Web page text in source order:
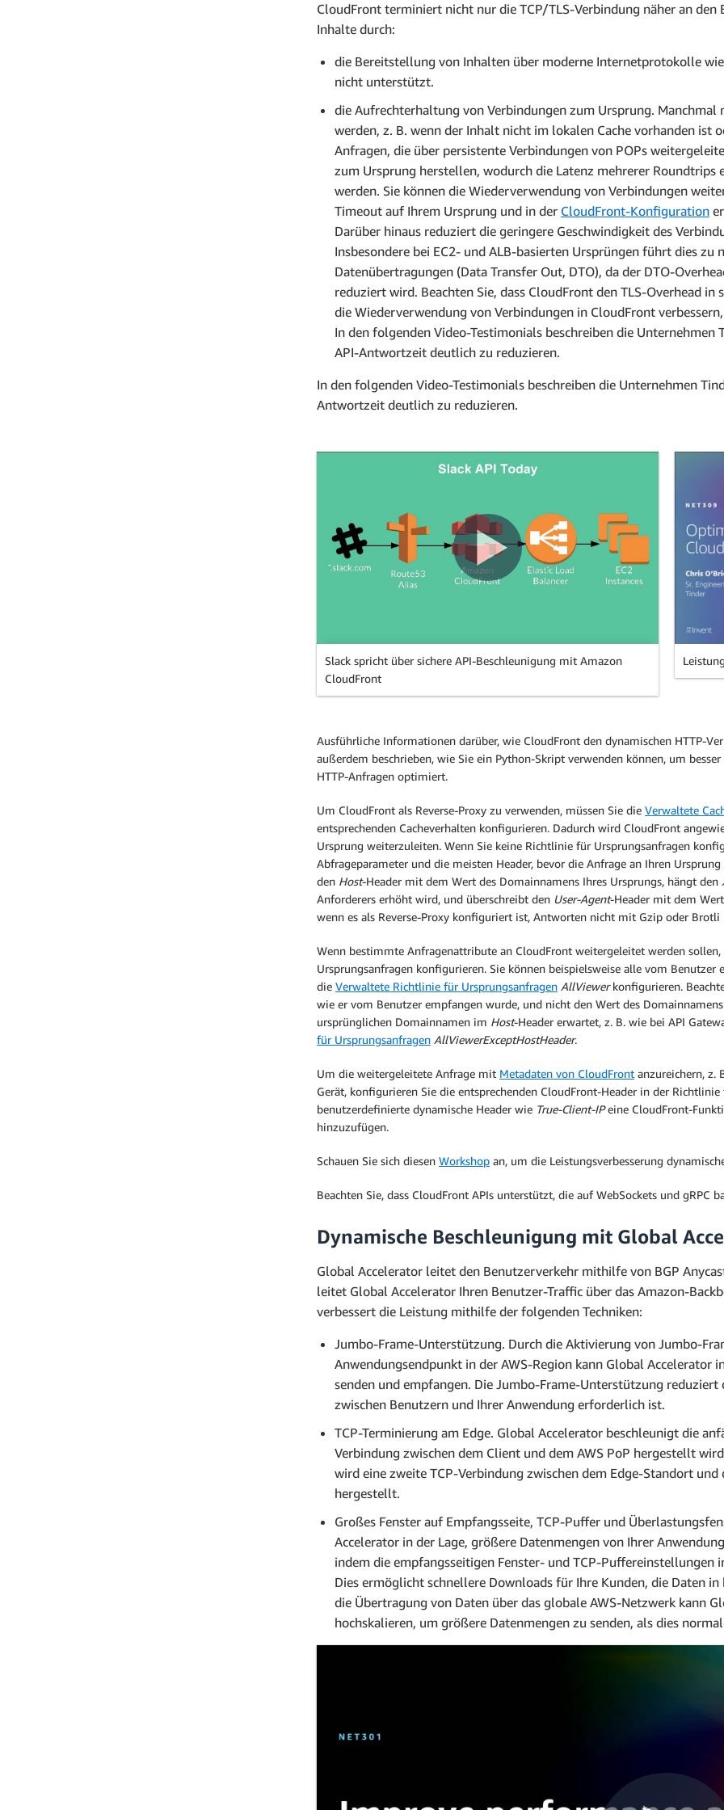
CloudFront terminiert nicht nur die TCP/TLS-Verbindung näher an
Inhalte durch:
die Bereitstellung von Inhalten über moderne Internetprotokolle
nicht unterstützt.
die Aufrechterhaltung von Verbindungen zum Ursprung.
werden, z. B. wenn der Inhalt nicht im lokalen Cache vorhanden ist
Anfragen, die über persistente Verbindungen von POPs
zum Ursprung herstellen, wodurch die Latenz mehrerer
werden. Sie können die Wiederverwendung von Verbindungen
Timeout auf Ihrem Ursprung und in der CloudFront-Konfiguration
Darüber hinaus reduziert die geringere Geschwindigkeit des
Insbesondere bei EC2- und ALB-basierten Ursprüngen führt dies zu
Datenübertragungen (Data Transfer Out, DTO), da der DTO-
reduziert wird. Beachten Sie, dass CloudFront den TLS-Overhead
die Wiederverwendung von Verbindungen in CloudFront
In den folgenden Video-Testimonials beschreiben die
API-Antwortzeit deutlich zu reduzieren.
In den folgenden Video-Testimonials beschreiben die Unternehmen
Antwortzeit deutlich zu reduzieren.
Slack spricht über sichere API-Beschleunigung mit Amazon
CloudFront
Ausführliche Informationen darüber, wie CloudFront den dynamischen HTTP-
außerdem beschrieben, wie Sie ein Python-Skript verwenden können, um
HTTP-Anfragen optimiert.
Um CloudFront als Reverse-Proxy zu verwenden, müssen Sie die Verwaltete
entsprechenden Cacheverhalten konfigurieren. Dadurch wird CloudFront
Ursprung weiterzuleiten. Wenn Sie keine Richtlinie für Ursprungsanfragen
Abfrageparameter und die meisten Header, bevor die Anfrage an Ihren
den Host-Header mit dem Wert des Domainnamens Ihres Ursprungs, hängt den
Anforderers erhöht wird, und überschreibt den User-Agent-Header mit dem
wenn es als Reverse-Proxy konfiguriert ist, Antworten nicht mit Gzip oder
Wenn bestimmte Anfragenattribute an CloudFront weitergeleitet werden
Ursprungsanfragen konfigurieren. Sie können beispielsweise alle vom
die Verwaltete Richtlinie für Ursprungsanfragen AllViewerkonfigurieren.
wie er vom Benutzer empfangen wurde, und nicht den Wert des
ursprünglichen Domainnamen im Host-Header erwartet, z. B. wie bei API
für Ursprungsanfragen AllViewerExceptHostHeader.
Um die weitergeleitete Anfrage mit Metadaten von CloudFront anzureichern, z.
Gerät, konfigurieren Sie die entsprechenden CloudFront-Header in der
benutzerdefinierte dynamische Header wie True-Client-IPeine CloudFront-
hinzuzufügen.
Schauen Sie sich diesen Workshop an, um die Leistungsverbesserung
Beachten Sie, dass CloudFront APIs unterstützt, die auf WebSockets und gRPC
Dynamische Beschleunigung mit Global
Global Accelerator leitet den Benutzerverkehr mithilfe von BGP
leitet Global Accelerator Ihren Benutzer-Traffic über das Amazon-
verbessert die Leistung mithilfe der folgenden Techniken:
Jumbo-Frame-Unterstützung. Durch die Aktivierung von Jumbo-
Anwendungsendpunkt in der AWS-Region kann Global Accelerator
senden und empfangen. Die Jumbo-Frame-Unterstützung
zwischen Benutzern und Ihrer Anwendung erforderlich ist.
TCP-Terminierung am Edge. Global Accelerator beschleunigt die
Verbindung zwischen dem Client und dem AWS PoP hergestellt
wird eine zweite TCP-Verbindung zwischen dem Edge-Standort
hergestellt.
Großes Fenster auf Empfangsseite, TCP-Puffer und
Accelerator in der Lage, größere Datenmengen von Ihrer
indem die empfangsseitigen Fenster- und TCP-
Dies ermöglicht schnellere Downloads für Ihre Kunden, die Daten
die Übertragung von Daten über das globale AWS-Netzwerk kann
hochskalieren, um größere Datenmengen zu senden, als dies